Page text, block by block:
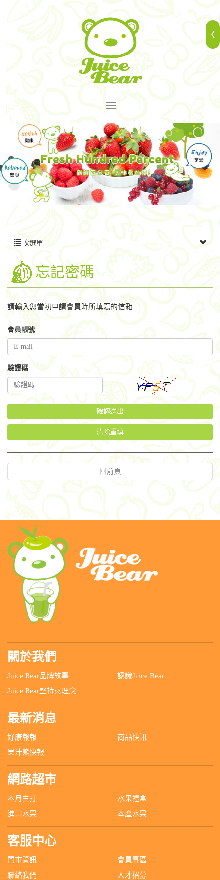
次選單
忘記密碼
請輸入您當初申請會員時所填寫的信箱
會員帳號
驗證碼
清除重填
回前頁
關於我們
Juice Bear品牌故事
認識Juice Bear
Juice Bear堅持與理念
最新消息
好康報報
商品快訊
果汁熊快報
網路超市
本月主打
水果禮盒
進口水果
本產水果
客服中心
門市資訊
會員專區
聯絡我們
人才招募